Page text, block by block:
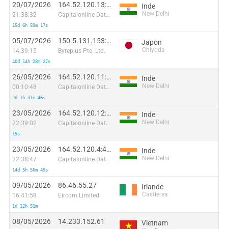
20/07/2026
21:38:32
15d 6h 59m 17s
164.52.120.13:35709
Capitalonline Data Service (HK) Co
Inde
New Delhi
05/07/2026
14:39:15
40d 14h 28m 27s
150.5.131.153:20817
Byteplus Pte. Ltd.
Japon
Chiyoda
26/05/2026
00:10:48
2d 1h 31m 46s
164.52.120.11:57204
Capitalonline Data Service (HK) Co
Inde
New Delhi
23/05/2026
22:39:02
15s
164.52.120.12:13519
Capitalonline Data Service (HK) Co
Inde
New Delhi
23/05/2026
22:38:47
14d 5h 56m 49s
164.52.120.4:44860
Capitalonline Data Service (HK) Co
Inde
New Delhi
09/05/2026
16:41:58
1d 12h 51m
86.46.55.27
Eircom Limited
Irlande
Castlerea
08/05/2026 14.233.152.61 Vietnam